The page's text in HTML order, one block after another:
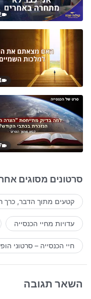
סרטונים מסוגים
קטעים מתוך הדבר, כרך
עדויות מחיי הכנסייה
חיי הכנסייה – סרטוני
השאר תגובה